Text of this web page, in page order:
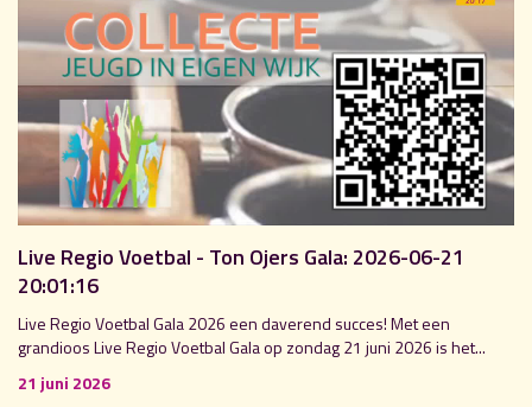
Live Regio Voetbal - Ton Ojers Gala: 2026-06-21
20:01:16
Live Regio Voetbal Gala 2026 een daverend succes! Met een
grandioos Live Regio Voetbal Gala op zondag 21 juni 2026 is het...
21 juni 2026